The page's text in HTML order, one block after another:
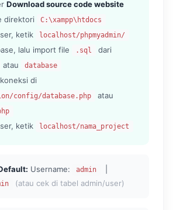
Download source code website
direktori C:\xampp\htdocs
ketik localhost/phpmyadmin/
lalu import file .sql
dari
atau database
di
config/database.php atau
ketik localhost/nama_project
Username: admin
(atau cek di tabel admin/user)